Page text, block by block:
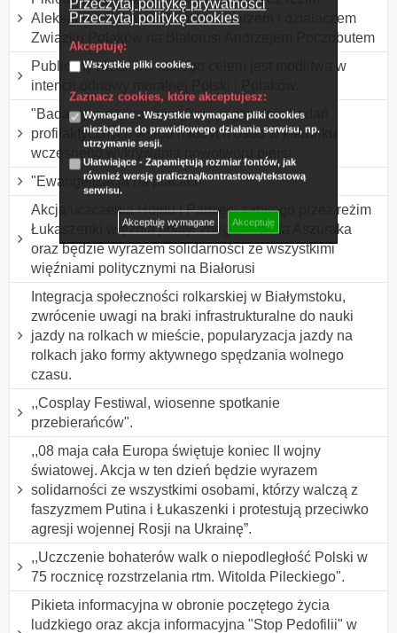
Przeczytaj politykę prywatności
Przeczytaj politykę cookies
Akceptuję:
Wszystkie pliki cookies.
Zaznacz cookies, które akceptujesz:
Wymagane - Wszystkie wymagane pliki cookies
niezbędne do prawidłowego działania serwisu, np.
utrzymanie sesji.
Ułatwiające - Zapamiętują rozmiar fontów, jak
również wersję graficzną/kontrastową/tekstową
serwisu.
Akceptuję wymagane Akceptuję
Aleksandra Łukaszenki dziennikarzem i działaczem
Związku Polaków na Białorusi Andrzejem Poczobutem
Publiczny różaniec, którego celem jest modlitwa w
intencji odnowy moralnej Polski i Polaków.
"Badamy nie tylko mamy" propagowanie badań
profilaktycznych wśród młodych osób w kierunku
wczesnego wykrywania nowotworu piersi
"Ewangelizacja na placach"
Akcja uczczenia Hołdu i Pamięci zabitego przez reżim
Łukaszenki więźnia politycznego Witolda Aszuraka
oraz będzie wyrazem solidarności ze wszystkimi
więźniami politycznymi na Białorusi
Integracja społeczności rolkarskiej w Białymstoku,
zwrócenie uwagi na braki infrastrukturalne do nauki
jazdy na rolkach w mieście, popularyzacja jazdy na
rolkach jako formy aktywnego spędzania wolnego
czasu.
,,Cosplay Festiwal, wiosenne spotkanie
przebierańców".
,,08 maja cała Europa świętuje koniec II wojny
światowej. Akcja w ten dzień będzie wyrazem
solidarności ze wszystkimi osobami, którzy walczą z
faszyzmem Putina i Łukaszenki i protestują przeciwko
agresji wojennej Rosji na Ukrainę”.
,,Uczczenie bohaterów walk o niepodległość Polski w
75 rocznicę rozstrzelania rtm. Witolda Pileckiego".
Pikieta informacyjna w obronie poczętego życia
ludzkiego oraz akcja informacyjna "Stop Pedofilii" w